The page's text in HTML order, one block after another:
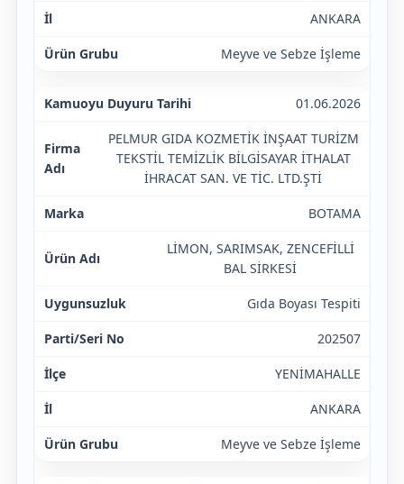
ANKARA
Meyve ve Sebze İşleme
01.06.2026
PELMUR GIDA KOZMETİK İNŞAAT TURİZM
TEKSTİL TEMİZLİK BİLGİSAYAR İTHALAT
İHRACAT SAN. VE TİC. LTD.ŞTİ
BOTAMA
LİMON, SARIMSAK, ZENCEFİLLİ
BAL SİRKESİ
Gıda Boyası Tespiti
202507
YENİMAHALLE
ANKARA
Meyve ve Sebze İşleme